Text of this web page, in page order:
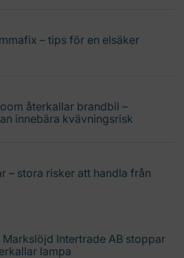
– tips för en elsäker
återkallar brandbil –
innebära kvävningsrisk
– stora risker att handla från
Intertrade AB stoppar
lampa